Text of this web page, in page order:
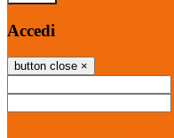
Accedi
button close ×